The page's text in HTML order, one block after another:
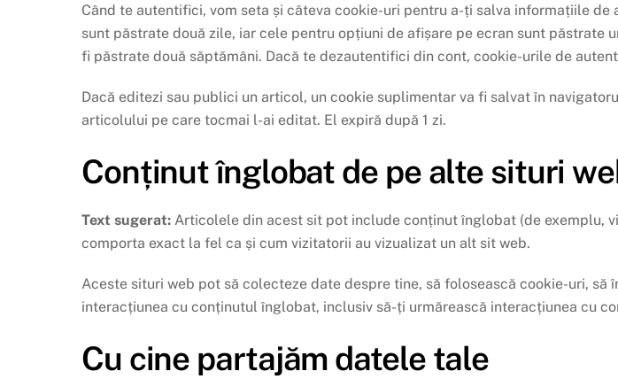
Când te autentifici, vom seta și câteva cookie-uri pentru a-ți salva informațiile
sunt păstrate două zile, iar cele pentru opțiuni de afișare pe ecran sunt păstrate
fi păstrate două săptămâni. Dacă te dezautentifici din cont, cookie-urile de
Dacă editezi sau publici un articol, un cookie suplimentar va fi salvat în
articolului pe care tocmai l-ai editat. El expiră după 1 zi.
Conținut înglobat de pe alte situri
Text sugerat: Articolele din acest sit pot include conținut înglobat (de exemplu,
comporta exact la fel ca și cum vizitatorii au vizualizat un alt sit web.
Aceste situri web pot să colecteze date despre tine, să folosească cookie-uri,
interacțiunea cu conținutul înglobat, inclusiv să-ți urmărească interacțiunea cu
Cu cine partajăm datele tale